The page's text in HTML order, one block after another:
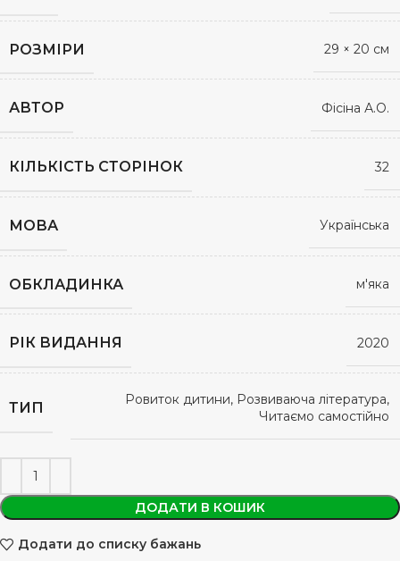
РОЗМІРИ 29 × 20 см
АВТОР Фісіна А.О.
КІЛЬКІСТЬ СТОРІНОК 32
МОВА Українська
ОБКЛАДИНКА м'яка
РІК ВИДАННЯ 2020
ТИП
Ровиток дитини, Розвиваюча література,
Читаємо самостійно
ДОДАТИ В КОШИК
Додати до списку бажань